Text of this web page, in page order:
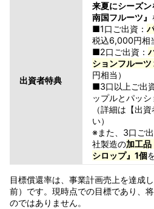
出資者特典
来夏にシーズ
南国フルーツ』
■1口ご出資：
税込6,000円相
■2口ご出資：
ションフルーツ
円相当）
■3口以上ご出
ップルとパッ
（詳細は【出
い）
※また、3口ご
社製造の加工
シロップ』1個
目標償還率は、事業計画売上を達成
前）です。現時点での目標であり、
のではありません。